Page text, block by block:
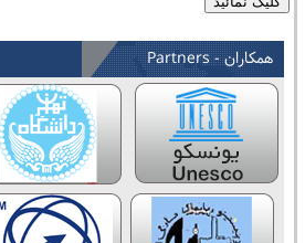
همکاران - Partners